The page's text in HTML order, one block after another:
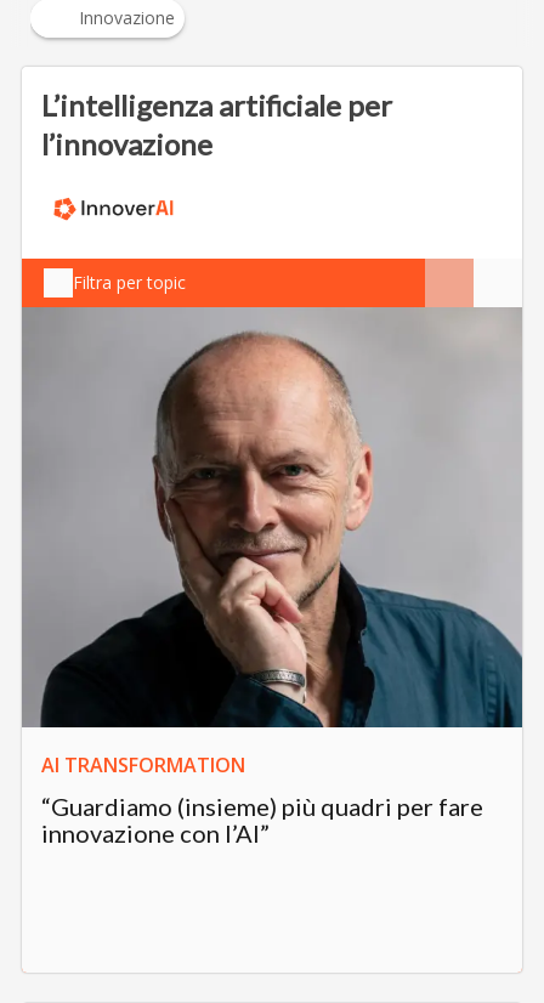
Innovazione
L’intelligenza artificiale per
l’innovazione
Filtra per topic
AI TRANSFORMATION
“Guardiamo (insieme) più quadri per fare
innovazione con l’AI”